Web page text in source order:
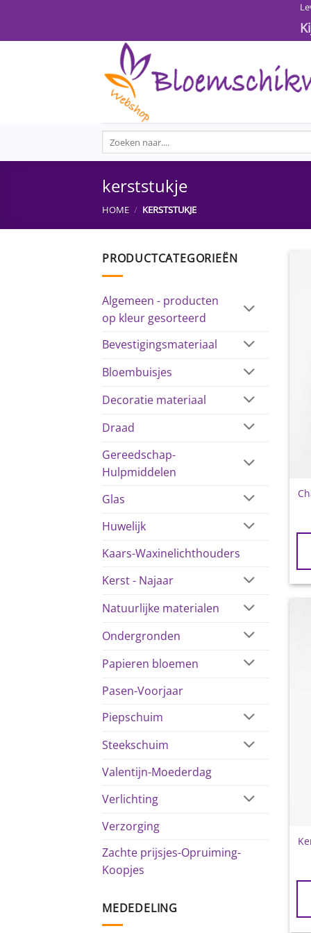
inhoud
Zoeken
naar:
kerststukje
HOME / KERSTSTUKJE
PRODUCTCATEGORIEËN
Algemeen - producten
op kleur gesorteerd
Bevestigingsmateriaal
Bloembuisjes
Decoratie materiaal
Draad
Gereedschap-
Hulpmiddelen
Glas
Huwelijk
Kaars-Waxinelichthouders
Kerst - Najaar
Natuurlijke materialen
Ondergronden
Papieren bloemen
Pasen-Voorjaar
Piepschuim
Steekschuim
Valentijn-Moederdag
Verlichting
Verzorging
Zachte prijsjes-Opruiming-
Koopjes
MEDEDELING